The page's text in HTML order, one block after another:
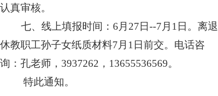
认真审核。
七、线上填报时间： 6月 27 日 --7月 1 日。离退
休教职工孙子女纸质材料7月 1 日前交。电话咨
询：孔老师， 3937262 ， 13655536569。
特此通知。